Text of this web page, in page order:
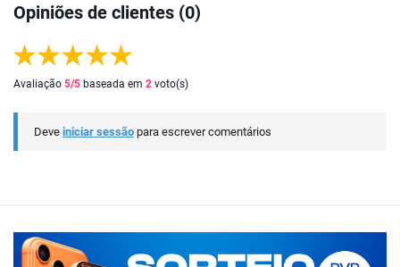
Opiniões de clientes (0)
Avaliação 5/5 baseada em 2 voto(s)
Deve iniciar sessão para escrever comentários